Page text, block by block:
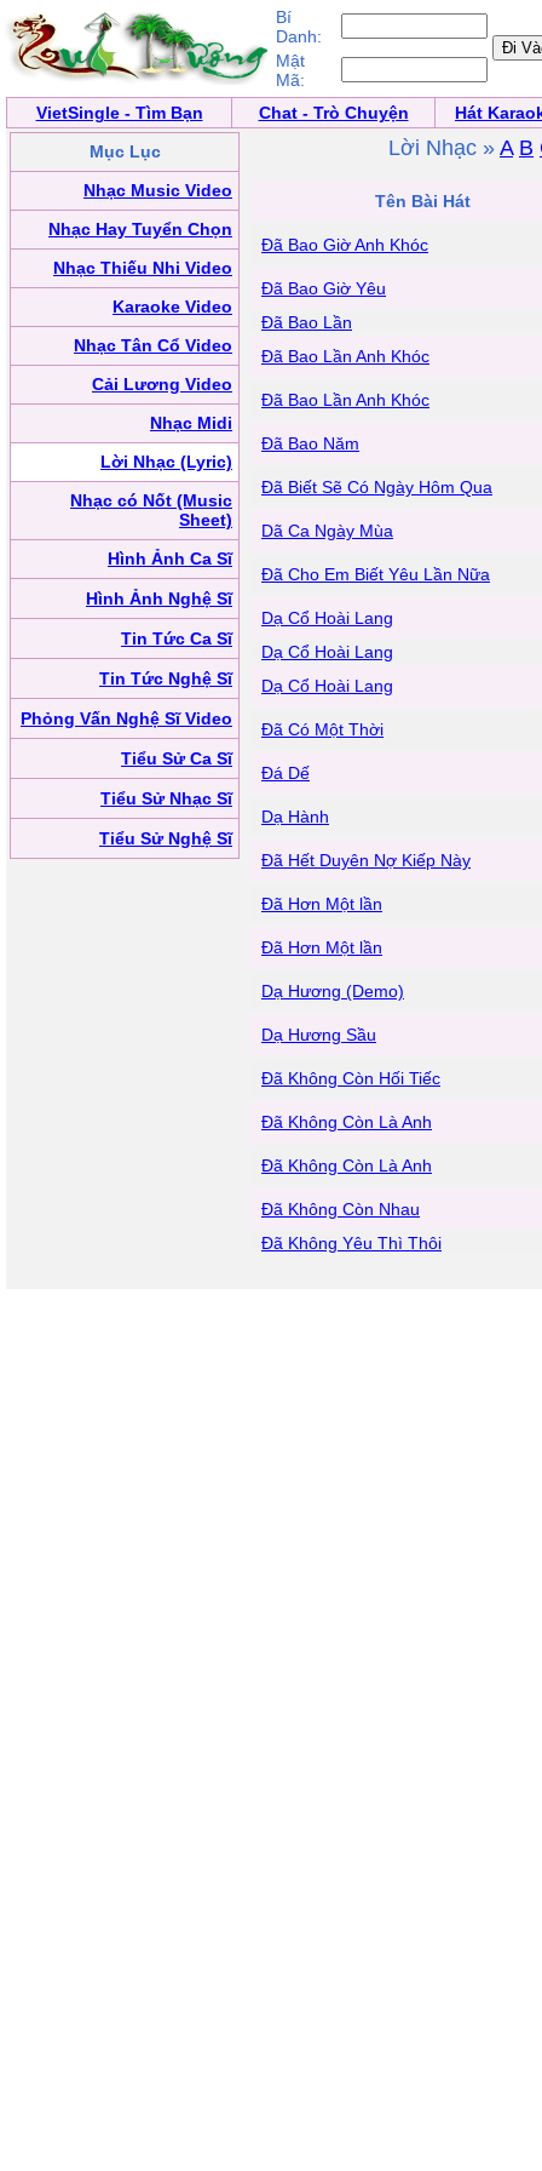
Bí
Danh:
Mật
Mã:
VietSingle - Tìm Bạn
Chat - Trò Chuyện
Hát
Mục Lục
Nhạc Music Video
Nhạc Hay Tuyển Chọn
Nhạc Thiếu Nhi Video
Karaoke Video
Nhạc Tân Cổ Video
Cải Lương Video
Nhạc Midi
Lời Nhạc (Lyric)
Nhạc có Nốt (Music
Sheet)
Hình Ảnh Ca Sĩ
Hình Ảnh Nghệ Sĩ
Tin Tức Ca Sĩ
Tin Tức Nghệ Sĩ
Phỏng Vấn Nghệ Sĩ Video
Tiểu Sử Ca Sĩ
Tiểu Sử Nhạc Sĩ
Tiểu Sử Nghệ Sĩ
Lời Nhạc » A B
Tên Bài Hát
Đã Bao Giờ Anh Khóc
Đã Bao Giờ Yêu
Đã Bao Lần
Đã Bao Lần Anh Khóc
Đã Bao Lần Anh Khóc
Đã Bao Năm
Đã Biết Sẽ Có Ngày Hôm Qua
Dã Ca Ngày Mùa
Đã Cho Em Biết Yêu Lần Nữa
Dạ Cổ Hoài Lang
Dạ Cổ Hoài Lang
Dạ Cổ Hoài Lang
Đã Có Một Thời
Đá Dế
Dạ Hành
Đã Hết Duyên Nợ Kiếp Này
Đã Hơn Một lần
Đã Hơn Một lần
Dạ Hương (Demo)
Dạ Hương Sầu
Đã Không Còn Hối Tiếc
Đã Không Còn Là Anh
Đã Không Còn Là Anh
Đã Không Còn Nhau
Đã Không Yêu Thì Thôi